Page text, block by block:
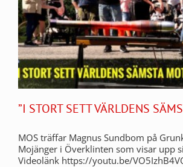
”I STORT SETT VÄRLDENS
MOS träffar Magnus Sundbom på
Mojänger i Överklinten som visar upp
Videolänk https://youtu.be/